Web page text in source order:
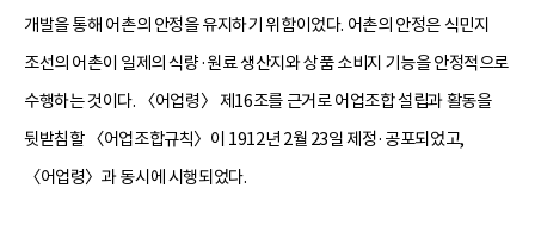
개발을 통해 어촌의 안정을 유지하기 위함이었다. 어촌의 안정은 식민지
조선의 어촌이 일제의 식량·원료 생산지와 상품 소비지 기능을 안정적으로
수행하는 것이다. 〈어업령〉 제16조를 근거로 어업조합 설립과 활동을
뒷받침할 〈어업조합규칙〉이 1912년 2월 23일 제정·공포되었고,
〈어업령〉과 동시에 시행되었다.